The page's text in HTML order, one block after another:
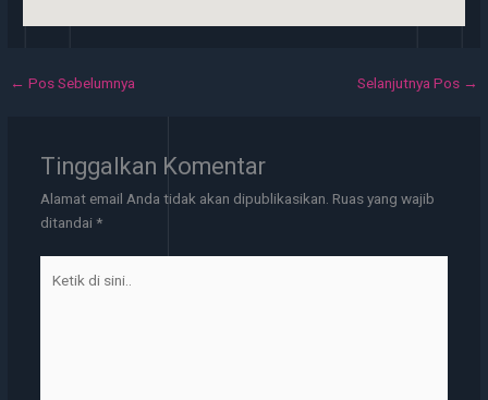
← Pos Sebelumnya Selanjutnya Pos →
Tinggalkan Komentar
Alamat email Anda tidak akan dipublikasikan. Ruas yang wajib
ditandai *